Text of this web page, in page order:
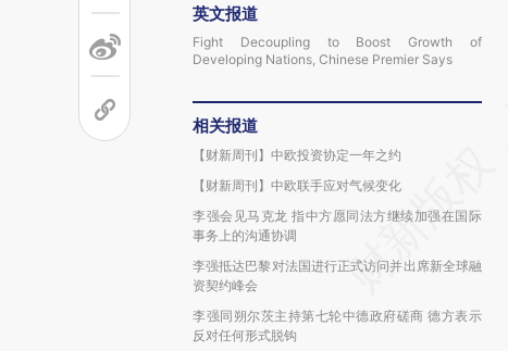
英文报道
Fight Decoupling to Boost Growth of
Developing Nations, Chinese Premier Says
相关报道
【财新周刊】中欧投资协定一年之约
【财新周刊】中欧联手应对气候变化
李强会见马克龙 指中方愿同法方继续加强在国际
事务上的沟通协调
李强抵达巴黎对法国进行正式访问并出席新全球融
资契约峰会
李强同朔尔茨主持第七轮中德政府磋商 德方表示
反对任何形式脱钩